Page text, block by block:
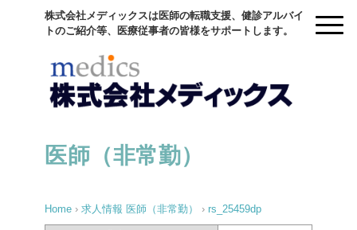
株式会社メディックスは医師の転職支援、健診アルバイ
トのご紹介等、医療従事者の皆様をサポートします。
医師（非常勤）
Home › 求人情報 医師（非常勤） › rs_25459dp